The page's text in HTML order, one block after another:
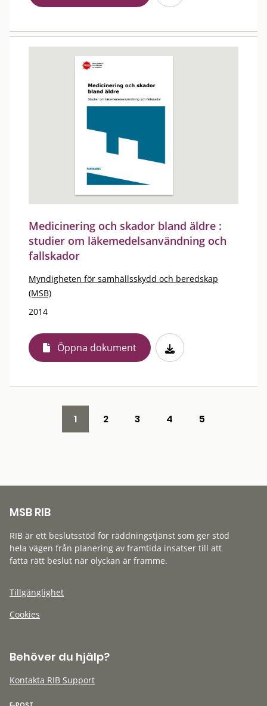
Medicinering och skador bland äldre :
studier om läkemedelsanvändning och
fallskador
Myndigheten för samhällsskydd och beredskap
(MSB)
2014
Öppna dokument
1 2 3 4 5
MSB RIB
RIB är ett beslutsstöd för räddningstjänst som ger stöd
hela vägen från planering av framtida insatser till att
fatta rätt beslut när olyckan är framme.
Tillgänglighet
Cookies
Behöver du hjälp?
Kontakta RIB Support